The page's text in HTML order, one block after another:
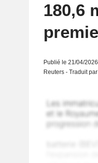
180,6
Publié le 21/04/
Reuters - Traduit